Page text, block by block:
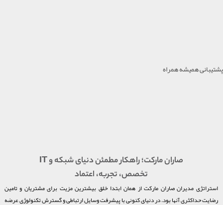
پشتیبانی همیشه همراه
صاران مارکت؛ راهکار مطمئن دنیای شبکه و IT
تخصص، تجربه، اعتماد
استراتژی مدیران صاران مارکت از همان ابتدا خلق بیشترین مزیت برای مشتریان و تامین
رضایت حداکثری آنها بود. در دنیای کنونی با پیشرفت وسایل ارتباطی و گسترش تکنولوژی عرضه